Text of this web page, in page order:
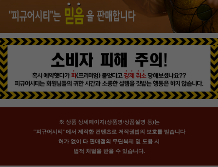
※ 상품 상세페이지(상품명/상품설명 등)는
"피규어시티"에서 제작한 컨텐츠로 저작권법의 보호를 받습니다
허가 없이 타 판매점의 무단복제 및 도용 시
법적 처벌을 받을 수 있습니다.